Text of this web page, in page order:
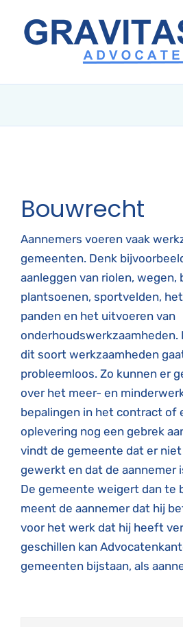
inhoud
Bouwrecht
Aannemers voeren vaak
gemeenten. Denk
aanleggen van riolen, wegen,
plantsoenen, sportvelden,
panden en het uitvoeren van
onderhoudswerkzaamheden.
dit soort werkzaamheden
probleemloos. Zo kunnen er
over het meer- en
bepalingen in het contract of
oplevering nog een gebrek
vindt de gemeente dat er niet
gewerkt en dat de aannemer
De gemeente weigert dan te
meent de aannemer dat hij
voor het werk dat hij heeft
geschillen kan
gemeenten bijstaan, als